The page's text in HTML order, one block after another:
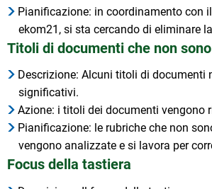
Pianificazione: in coordinamento con
ekom21, si sta cercando di eliminare
Titoli di documenti che non
Descrizione: Alcuni titoli di documenti
significativi.
Azione: i titoli dei documenti vengono
Pianificazione: le rubriche che non
vengono analizzate e si lavora per
Focus della tastiera